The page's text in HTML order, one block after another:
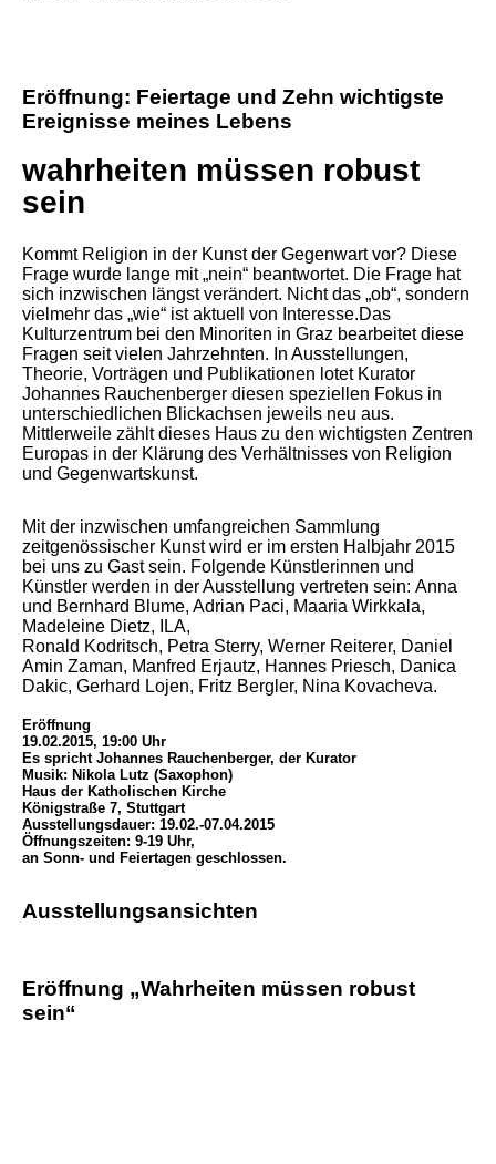
Eröffnung: Feiertage und Zehn wichtigste
Ereignisse meines Lebens
wahrheiten müssen robust
sein
Kommt Religion in der Kunst der Gegenwart vor? Diese
Frage wurde lange mit „nein“ beantwortet. Die Frage hat
sich inzwischen längst verändert. Nicht das „ob“, sondern
vielmehr das „wie“ ist aktuell von Interesse.Das
Kulturzentrum bei den Minoriten in Graz bearbeitet diese
Fragen seit vielen Jahrzehnten. In Ausstellungen,
Theorie, Vorträgen und Publikationen lotet Kurator
Johannes Rauchenberger diesen speziellen Fokus in
unterschiedlichen Blickachsen jeweils neu aus.
Mittlerweile zählt dieses Haus zu den wichtigsten Zentren
Europas in der Klärung des Verhältnisses von Religion
und Gegenwartskunst.
Mit der inzwischen umfangreichen Sammlung
zeitgenössischer Kunst wird er im ersten Halbjahr 2015
bei uns zu Gast sein. Folgende Künstlerinnen und
Künstler werden in der Ausstellung vertreten sein: Anna
und Bernhard Blume, Adrian Paci, Maaria Wirkkala,
Madeleine Dietz, ILA,
Ronald Kodritsch, Petra Sterry, Werner Reiterer, Daniel
Amin Zaman, Manfred Erjautz, Hannes Priesch, Danica
Dakic, Gerhard Lojen, Fritz Bergler, Nina Kovacheva.
Eröffnung
19.02.2015, 19:00 Uhr
Es spricht Johannes Rauchenberger, der Kurator
Musik: Nikola Lutz (Saxophon)
Haus der Katholischen Kirche
Königstraße 7, Stuttgart
Ausstellungsdauer: 19.02.-07.04.2015
Öffnungszeiten: 9-19 Uhr,
an Sonn- und Feiertagen geschlossen.
Ausstellungsansichten
Eröffnung „Wahrheiten müssen robust
sein“